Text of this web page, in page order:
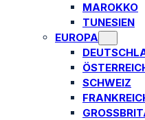
MAROKKO
TUNESIEN
EUROPA
SCHWEIZ